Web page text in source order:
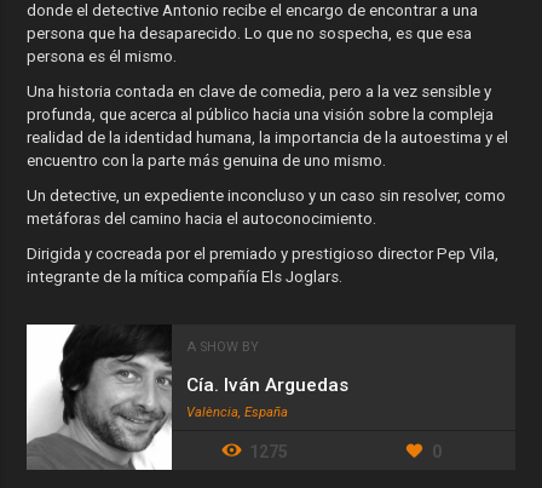
donde el detective Antonio recibe el encargo de encontrar a una
persona que ha desaparecido. Lo que no sospecha, es que esa
persona es él mismo.
Una historia contada en clave de comedia, pero a la vez sensible y
profunda, que acerca al público hacia una visión sobre la compleja
realidad de la identidad humana, la importancia de la autoestima y el
encuentro con la parte más genuina de uno mismo.
Un detective, un expediente inconcluso y un caso sin resolver, como
metáforas del camino hacia el autoconocimiento.
Dirigida y cocreada por el premiado y prestigioso director Pep Vila,
integrante de la mítica compañía Els Joglars.
A SHOW BY
Cía. Iván Arguedas
València, España
1275 0